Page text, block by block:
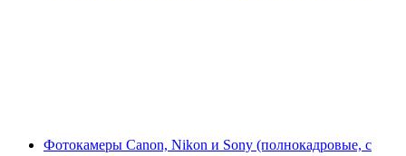
Фотокамеры Canon, Nikon и Sony (полнокадровые, с